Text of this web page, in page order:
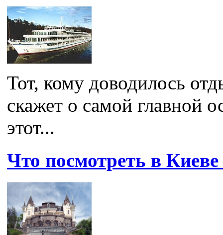
Тот, кому доводилось
скажет о самой главной
этот...
Что посмотреть в Киеве